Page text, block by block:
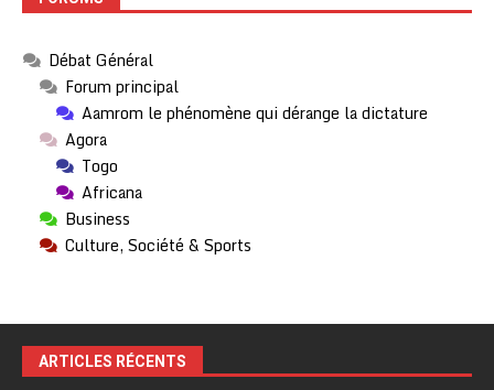
Débat Général
Forum principal
Aamrom le phénomène qui dérange la dictature
Agora
Togo
Africana
Business
Culture, Société & Sports
ARTICLES RÉCENTS